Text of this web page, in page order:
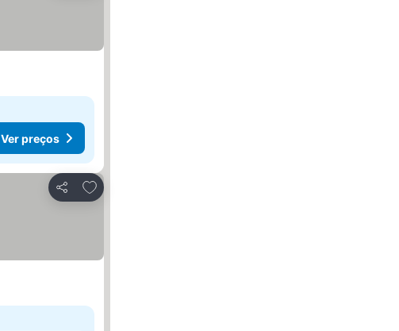
Ver preços
Partilhar
Adicionar aos favoritos